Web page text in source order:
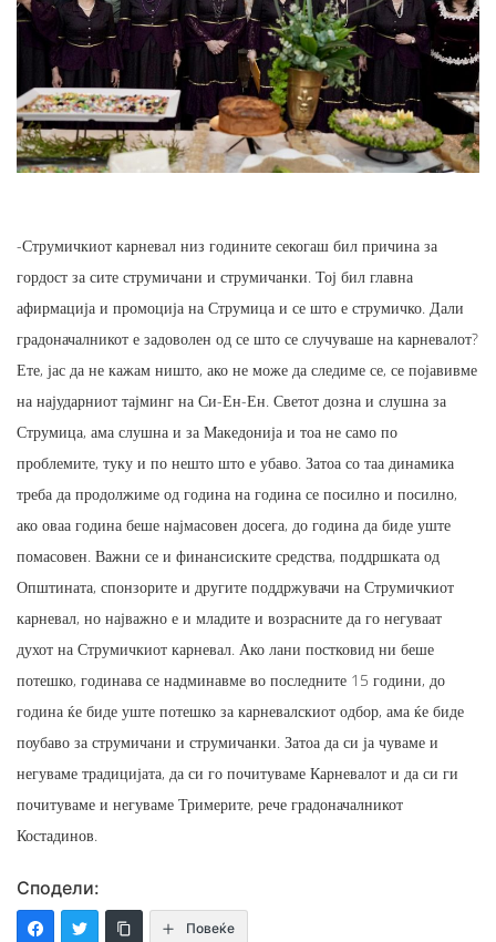
-Струмичкиот карневал низ годините секогаш бил причина за
гордост за сите струмичани и струмичанки. Тој бил главна
афирмација и промоција на Струмица и се што е струмичко. Дали
градоначалникот е задоволен од се што се случуваше на карневалот?
Ете, јас да не кажам ништо, ако не може да следиме се, се појавивме
на најударниот тајминг на Си-Ен-Ен. Светот дозна и слушна за
Струмица, ама слушна и за Македонија и тоа не само по
проблемите, туку и по нешто што е убаво. Затоа со таа динамика
треба да продолжиме од година на година се посилно и посилно,
ако оваа година беше најмасовен досега, до година да биде уште
помасовен. Важни се и финансиските средства, поддршката од
Општината, спонзорите и другите поддржувачи на Струмичкиот
карневал, но најважно е и младите и возрасните да го негуваат
духот на Струмичкиот карневал. Ако лани постковид ни беше
потешко, годинава се надминавме во последните 15 години, до
година ќе биде уште потешко за карневалскиот одбор, ама ќе биде
поубаво за струмичани и струмичанки. Затоа да си ја чуваме и
негуваме традицијата, да си го почитуваме Карневалот и да си ги
почитуваме и негуваме Тримерите, рече градоначалникот
Костадинов.
Сподели:
Повеќе